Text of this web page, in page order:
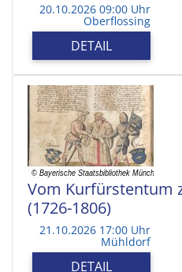
20.10.2026 09:00 Uhr
Oberflossing
DETAIL
Vom Kurfürstentum
(1726-1806)
21.10.2026 17:00 Uhr
Mühldorf
DETAIL